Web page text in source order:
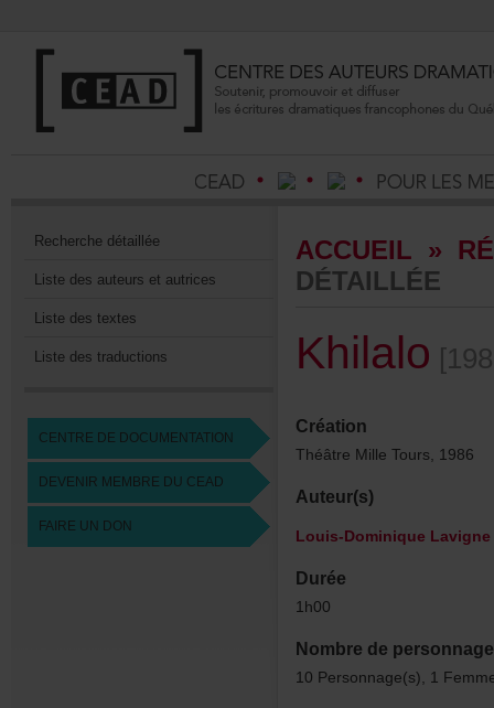
Recherchedétaillée
Listedesauteursetautrices
Listedestextes
Listedestraductions
CENTREDEDOCUMENTATION
DEVENIRMEMBREDUCEAD
FAIREUNDON
ACCUEIL »
DÉTAILLÉE
Khilalo
Création
ThéâtreMilleTours,1986
Auteur(s)
Louis-DominiqueLavigne
Durée
1h00